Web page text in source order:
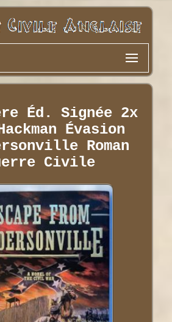
Éd. Signée 2x
Évasion
Roman
Civile